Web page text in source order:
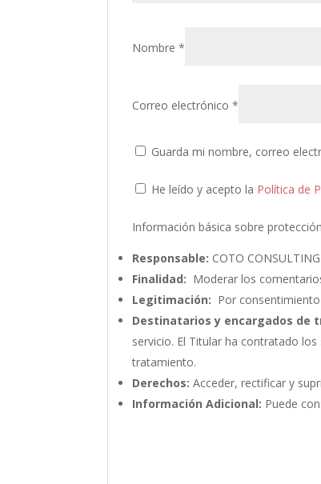
Nombre*
Correo electrónico*
Guarda mi nombre, correo
He leído y acepto la Política de
Información básica sobre
Responsable: COTO
Finalidad: Moderar los
Legitimación: Por
Destinatarios y encargados de
servicio. El Titular ha contratado
tratamiento.
Derechos: Acceder, rectificar y
Información Adicional: Puede